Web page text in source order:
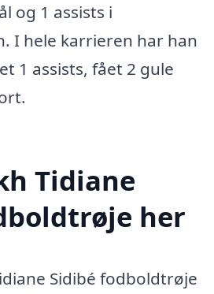
og 1 assists i
I hele karrieren har han
1 assists, fået 2 gule
Tidiane
her
Sidibé fodboldtrøje